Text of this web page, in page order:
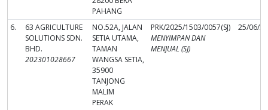
PAHANG
6.
63 AGRICULTURE
SOLUTIONS SDN.
BHD.
202301028667
NO.52A, JALAN
SETIA UTAMA,
TAMAN
WANGSA SETIA,
35900
TANJONG
MALIM
PERAK
PRK/2025/1503/0057(SJ)
MENYIMPAN DAN
MENJUAL (SJ)
25/06/